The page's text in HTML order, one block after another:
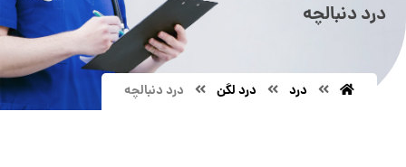
درد دنبالچه
درد درد لگن درد دنبالچه